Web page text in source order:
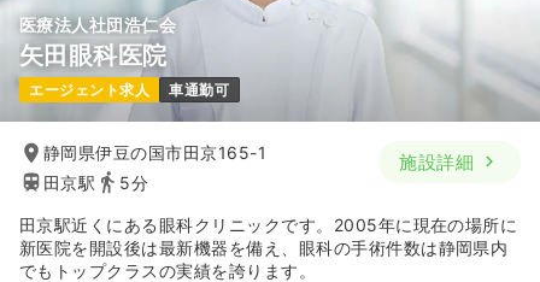
医療法人社団浩仁会
矢田眼科医院
エージェント求人 車通勤可
静岡県伊豆の国市田京165-1
田京駅
5分
施設詳細
田京駅近くにある眼科クリニックです。2005年に現在の場所に
新医院を開設後は最新機器を備え、眼科の手術件数は静岡県内
でもトップクラスの実績を誇ります。